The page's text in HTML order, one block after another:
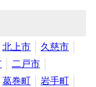
北上市
久慈市
二戸市
葛巻町
岩手町